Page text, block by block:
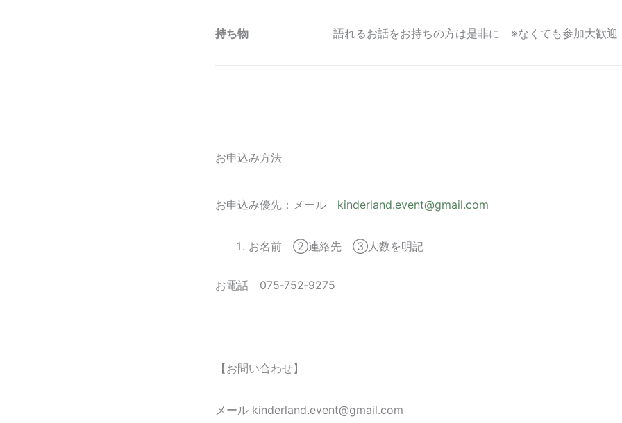
持ち物 語れるお話をお持ちの方は是非に ※なくても参加大歓迎
お申込み方法
お申込み優先：メール kinderland.event@gmail.com
お名前 ②連絡先 ➂ 人数を明記
お電話 075‐752‐9275
【お問い合わせ】
メール kinderland.event@gmail.com